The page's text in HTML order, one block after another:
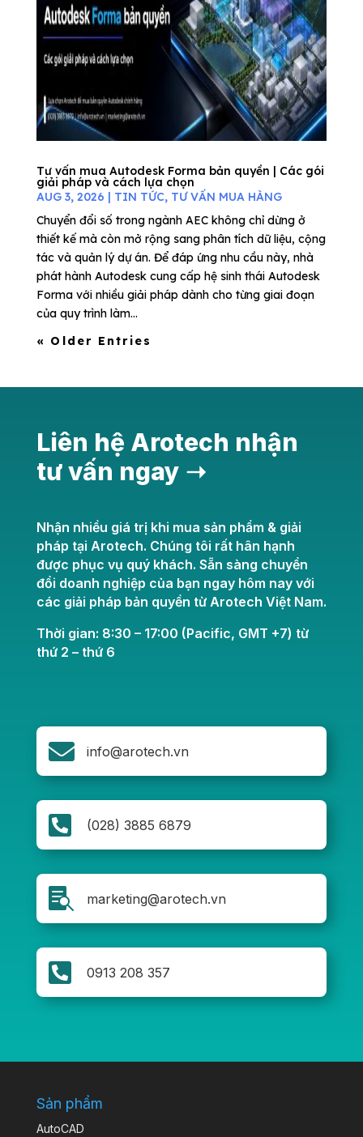
Tư vấn mua Autodesk Forma bản quyền | Các gói
giải pháp và cách lựa chọn
AUG 3, 2026 | TIN TỨC, TƯ VẤN MUA HÀNG
Chuyển đổi số trong ngành AEC không chỉ dừng ở
thiết kế mà còn mở rộng sang phân tích dữ liệu, cộng
tác và quản lý dự án. Để đáp ứng nhu cầu này, nhà
phát hành Autodesk cung cấp hệ sinh thái Autodesk
Forma với nhiều giải pháp dành cho từng giai đoạn
của quy trình làm...
« Older Entries
Liên hệ Arotech nhận
tư vấn ngay ➝
Nhận nhiều giá trị khi mua sản phẩm & giải
pháp tại Arotech. Chúng tôi rất hân hạnh
được phục vụ quý khách. Sẵn sàng chuyển
đổi doanh nghiệp của bạn ngay hôm nay với
các giải pháp bản quyền từ Arotech Việt Nam.
Thời gian: 8:30 – 17:00 (Pacific, GMT +7) từ
thứ 2 – thứ 6
 info@arotech.vn
 (028) 3885 6879
 marketing@arotech.vn
 0913 208 357
Sản phẩm
AutoCAD